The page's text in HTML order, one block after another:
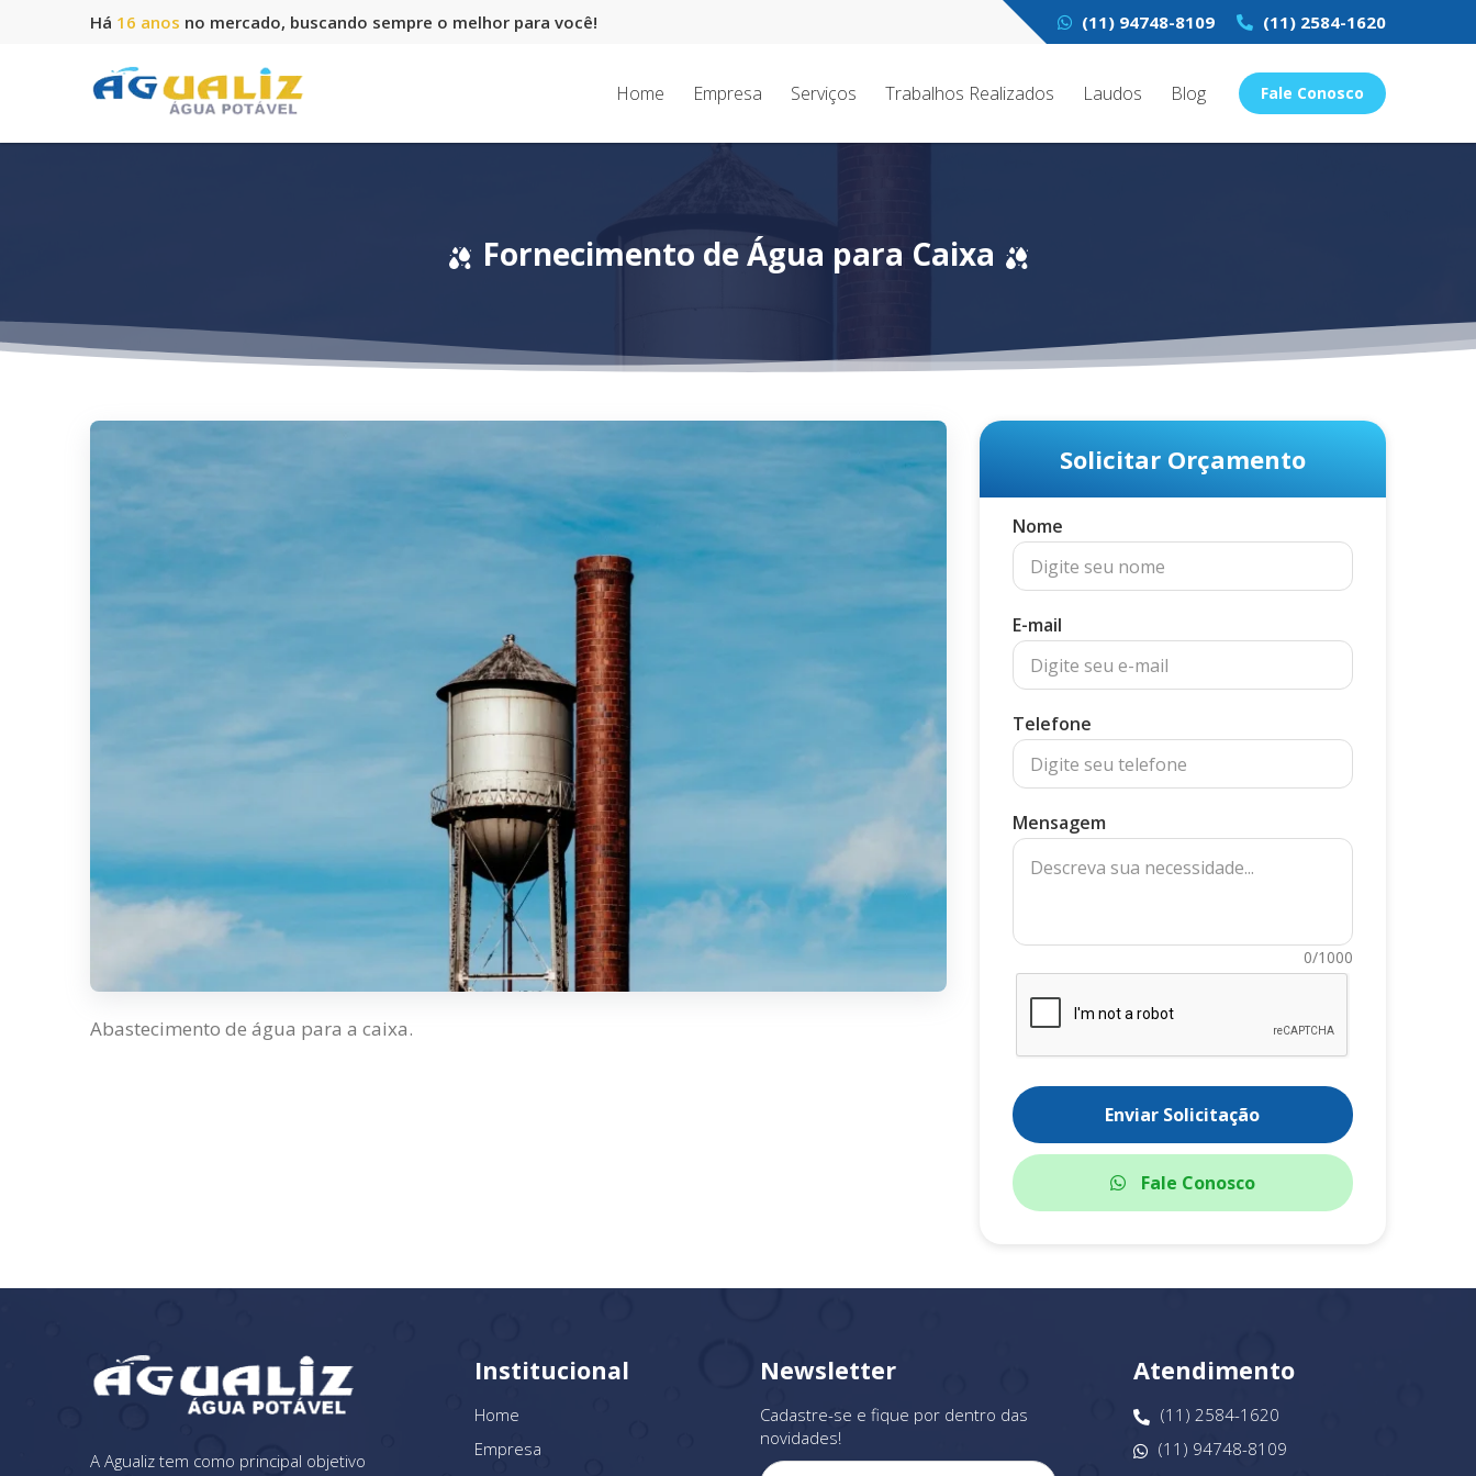
Há 16 anos no mercado, buscando sempre o melhor para você! (11) 94748-8109 (11) 2584-1620
Home Empresa Serviços Trabalhos Realizados Laudos Blog Fale Conosco
Fornecimento de Água para Caixa
Abastecimento de água para a caixa.
Solicitar Orçamento
Nome
E-mail
Telefone
Mensagem
0/1000
Enviar Solicitação
Fale Conosco
A Agualiz tem como principal objetivo
Institucional
Home
Empresa
Newsletter
Cadastre-se e fique por dentro das
novidades!
Atendimento
(11) 2584-1620
(11) 94748-8109